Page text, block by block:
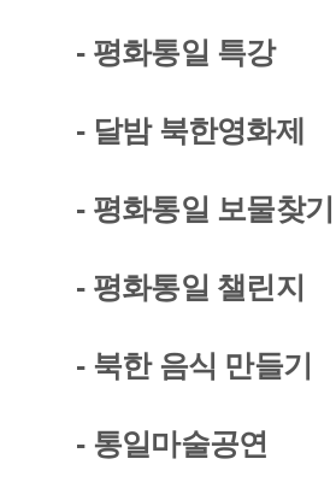
- 평화통일 특강
- 달밤 북한영화제
- 평화통일 보물찾기
- 평화통일 챌린지
- 북한 음식 만들기
- 통일마술공연